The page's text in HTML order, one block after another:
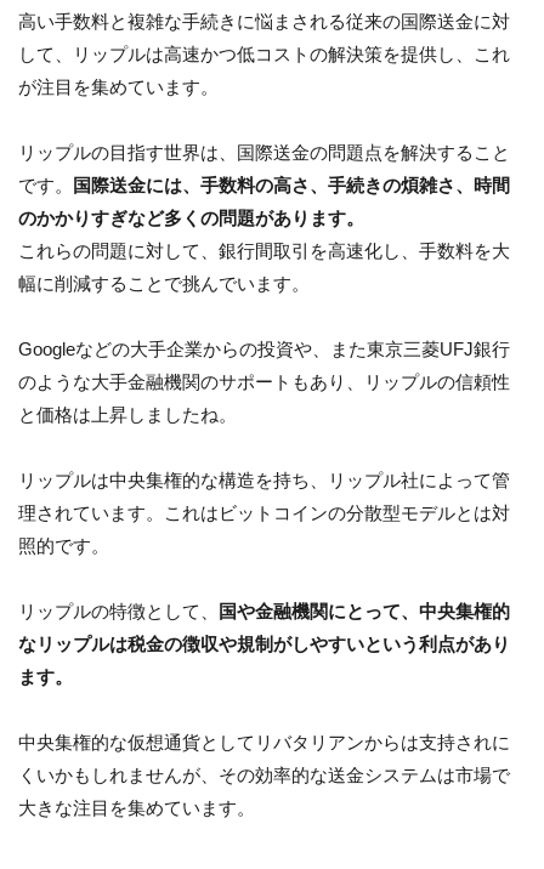
高い手数料と複雑な手続きに悩まされる従来の国際送金に対
して、リップルは高速かつ低コストの解決策を提供し、これ
が注目を集めています。
リップルの目指す世界は、国際送金の問題点を解決すること
です。
国際送金には、手数料の高さ、手続きの煩雑さ、時間
のかかりすぎなど多くの問題があります。
これらの問題に対して、銀行間取引を高速化し、手数料を大
幅に削減することで挑んでいます。
Googleなどの大手企業からの投資や、また東京三菱UFJ銀行
のような大手金融機関のサポートもあり、リップルの信頼性
と価格は上昇しましたね。
リップルは中央集権的な構造を持ち、リップル社によって管
理されています。これはビットコインの分散型モデルとは対
照的です。
リップルの特徴として、
国や金融機関にとって、中央集権的
なリップルは税金の徴収や規制がしやすいという利点があり
ます。
中央集権的な仮想通貨としてリバタリアンからは支持されに
くいかもしれませんが、その効率的な送金システムは市場で
大きな注目を集めています。